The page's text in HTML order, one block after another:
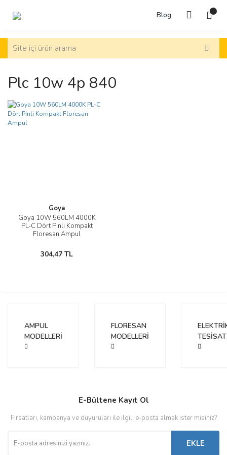
Blog
Plc 10w 4p 840
Goya
Goya 10W 560LM 4000K
PL-C Dört Pinli Kompakt
Floresan Ampul
304,47 TL
AMPUL
MODELLERİ
FLORESAN
MODELLERİ
TESİSAT
E-Bültene Kayıt Ol
Fırsatları, kampanya ve duyuruları ile ilgili e-posta almak ister misiniz?
EKLE